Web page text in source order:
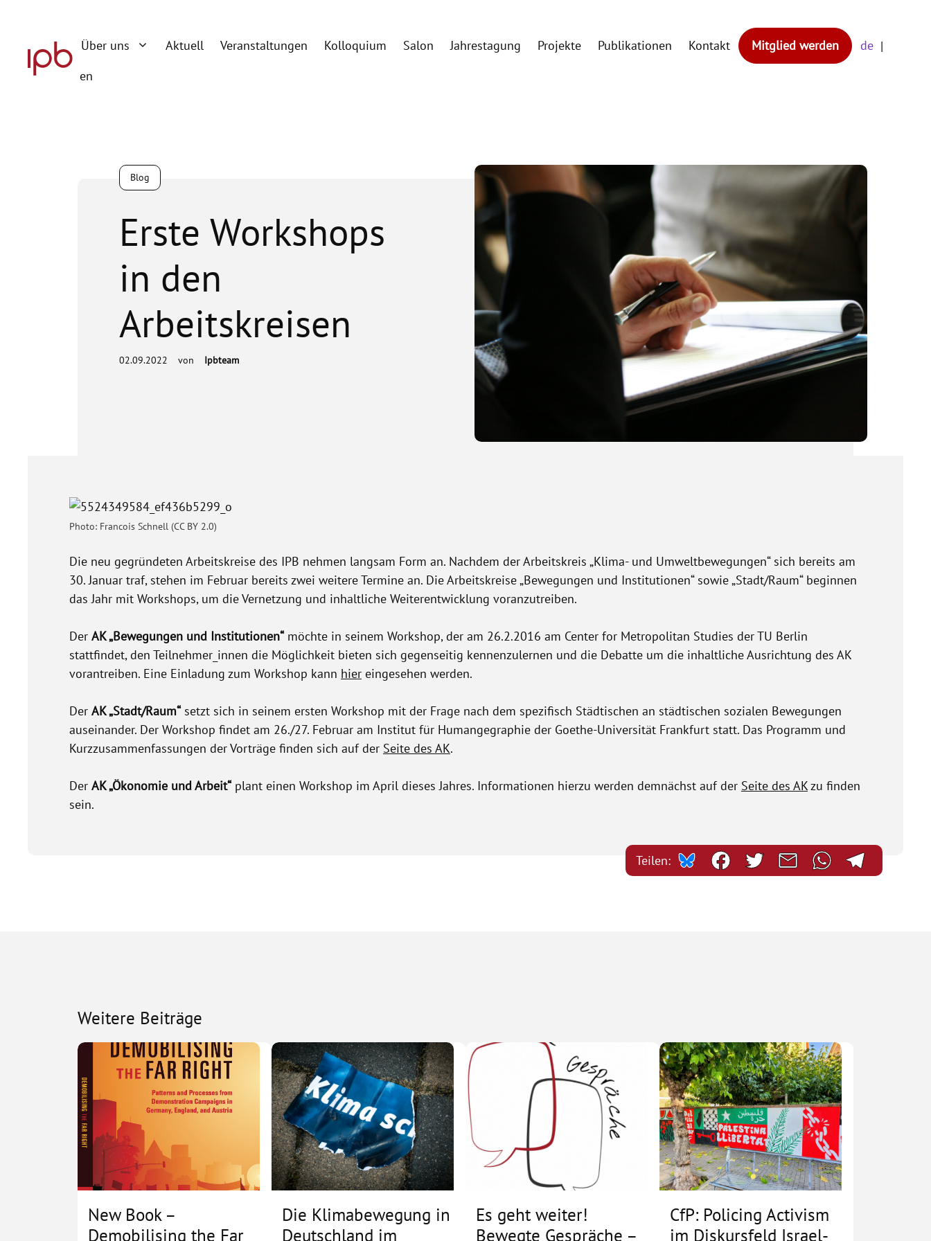
springen
Über uns Aktuell Veranstaltungen Kolloquium Salon Jahrestagung Projekte Publikationen Kontakt Mitglied werden
de
en
Blog
Erste Workshops
in den
Arbeitskreisen
02.09.2022 von Ipbteam
Photo: Francois Schnell (CC BY 2.0)
Die neu gegründeten Arbeitskreise des IPB nehmen langsam Form an. Nachdem der Arbeitskreis „Klima- und Umweltbewegungen“ sich bereits am
30. Januar traf, stehen im Februar bereits zwei weitere Termine an. Die Arbeitskreise „Bewegungen und Institutionen“ sowie „Stadt/Raum“ beginnen
das Jahr mit Workshops, um die Vernetzung und inhaltliche Weiterentwicklung voranzutreiben.
Der AK „Bewegungen und Institutionen“möchte in seinem Workshop, der am 26.2.2016 am Center for Metropolitan Studies der TU Berlin
stattfindet, den Teilnehmer_innen die Möglichkeit bieten sich gegenseitig kennenzulernen und die Debatte um die inhaltliche Ausrichtung des AK
vorantreiben. Eine Einladung zum Workshop kann hier eingesehen werden.
Der AK „Stadt/Raum“setzt sich in seinem ersten Workshop mit der Frage nach dem spezifisch Städtischen an städtischen sozialen Bewegungen
auseinander. Der Workshop findet am 26./27. Februar am Institut für Humangegraphie der Goethe-Universität Frankfurt statt. Das Programm und
Kurzzusammenfassungen der Vorträge finden sich auf der Seite des AK.
Der AK „Ökonomie und Arbeit“plant einen Workshop im April dieses Jahres. Informationen hierzu werden demnächst auf der Seite des AKzu finden
sein.
Teilen:
Weitere Beiträge
New Book –
Demobilising the Far
Die Klimabewegung in
Deutschland im
Es geht weiter!
Bewegte Gespräche –
CfP: Policing Activism
im Diskursfeld Israel-